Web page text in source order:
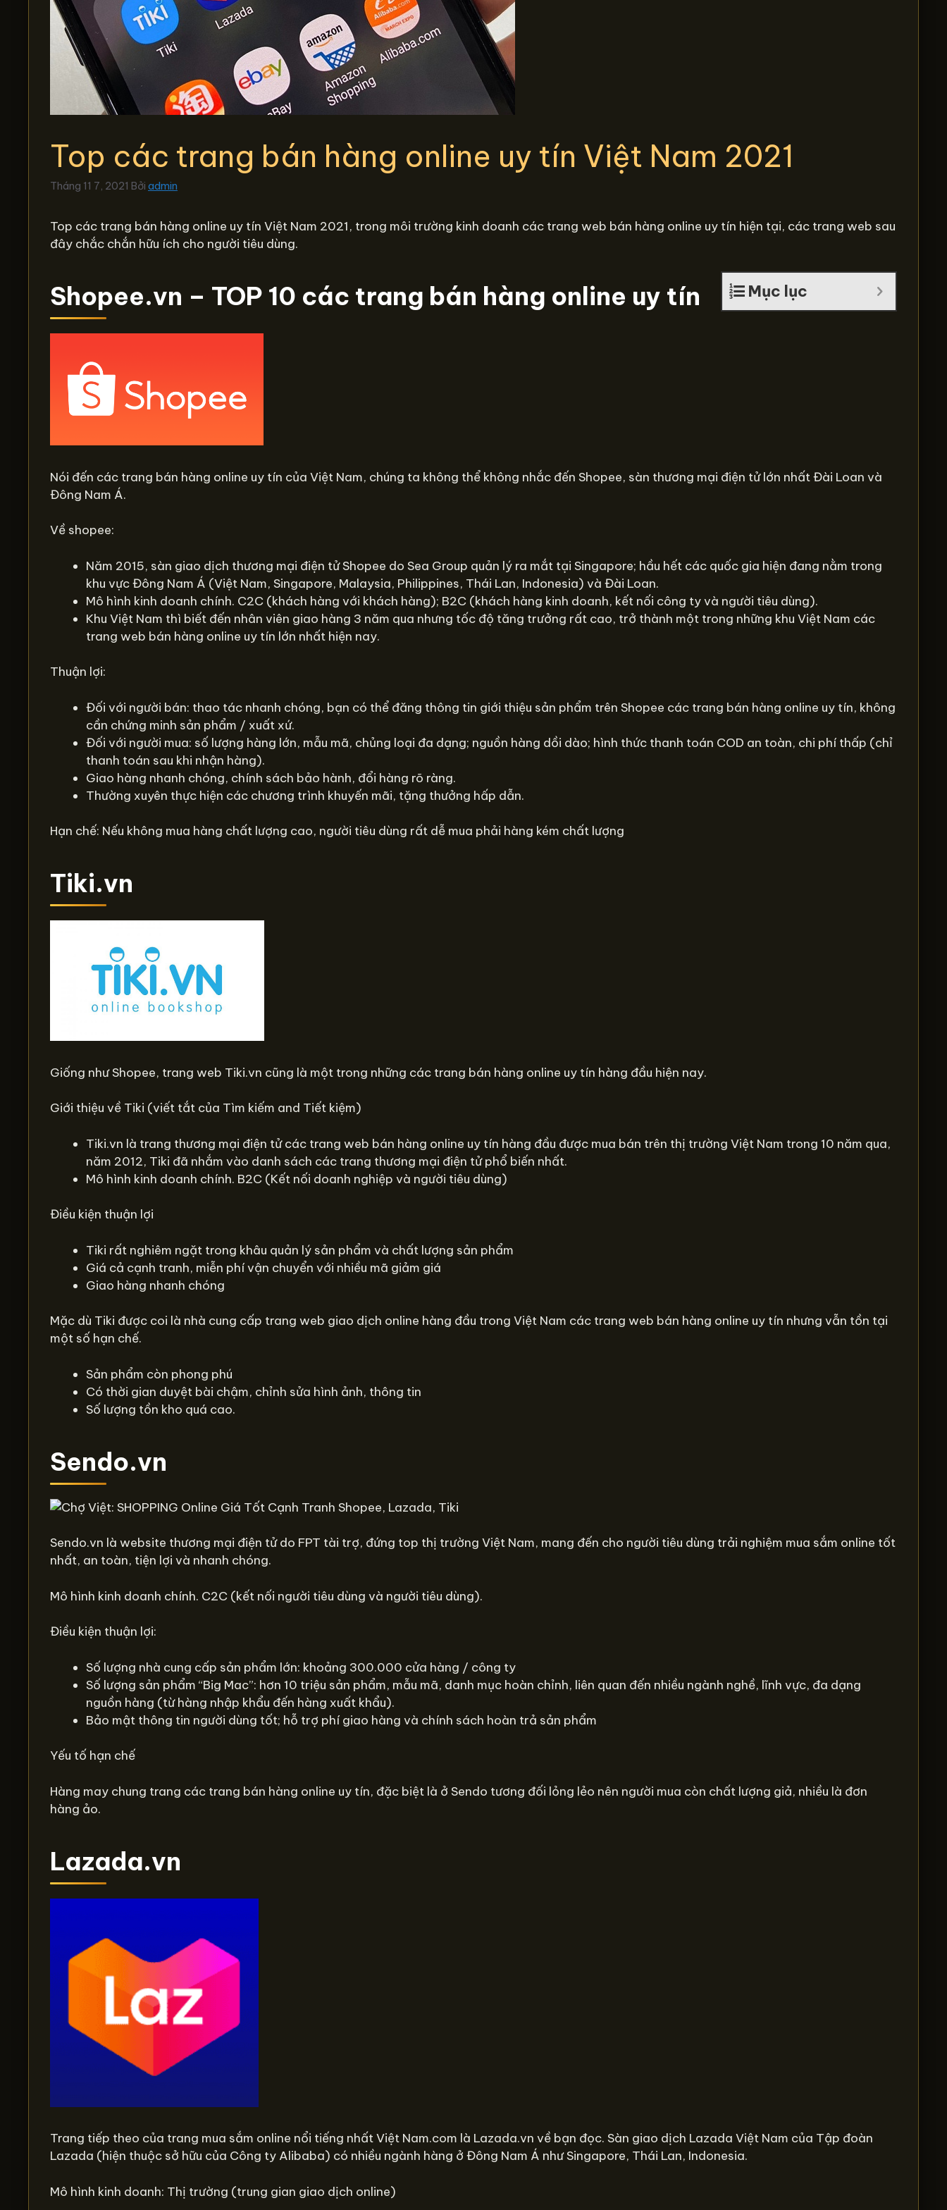
Top các trang bán hàng online uy tín Việt Nam 2021
Tháng 11 7, 2021 Bởi admin
Top các trang bán hàng online uy tín Việt Nam 2021, trong môi trường kinh doanh các trang web bán hàng online uy tín hiện tại, các trang web sau
đây chắc chắn hữu ích cho người tiêu dùng.
Mục lục
Shopee.vn – TOP 10 các trang bán hàng online uy tín
Nói đến các trang bán hàng online uy tín của Việt Nam, chúng ta không thể không nhắc đến Shopee, sàn thương mại điện tử lớn nhất Đài Loan và
Đông Nam Á.
Về shopee:
Năm 2015, sàn giao dịch thương mại điện tử Shopee do Sea Group quản lý ra mắt tại Singapore; hầu hết các quốc gia hiện đang nằm trong
khu vực Đông Nam Á (Việt Nam, Singapore, Malaysia, Philippines, Thái Lan, Indonesia) và Đài Loan.
Mô hình kinh doanh chính. C2C (khách hàng với khách hàng); B2C (khách hàng kinh doanh, kết nối công ty và người tiêu dùng).
Khu Việt Nam thì biết đến nhân viên giao hàng 3 năm qua nhưng tốc độ tăng trưởng rất cao, trở thành một trong những khu Việt Nam các
trang web bán hàng online uy tín lớn nhất hiện nay.
Thuận lợi:
Đối với người bán: thao tác nhanh chóng, bạn có thể đăng thông tin giới thiệu sản phẩm trên Shopee các trang bán hàng online uy tín, không
cần chứng minh sản phẩm / xuất xứ.
Đối với người mua: số lượng hàng lớn, mẫu mã, chủng loại đa dạng; nguồn hàng dồi dào; hình thức thanh toán COD an toàn, chi phí thấp (chỉ
thanh toán sau khi nhận hàng).
Giao hàng nhanh chóng, chính sách bảo hành, đổi hàng rõ ràng.
Thường xuyên thực hiện các chương trình khuyến mãi, tặng thưởng hấp dẫn.
Hạn chế: Nếu không mua hàng chất lượng cao, người tiêu dùng rất dễ mua phải hàng kém chất lượng
Tiki.vn
Giống như Shopee, trang web Tiki.vn cũng là một trong những các trang bán hàng online uy tín hàng đầu hiện nay.
Giới thiệu về Tiki (viết tắt của Tìm kiếm and Tiết kiệm)
Tiki.vn là trang thương mại điện tử các trang web bán hàng online uy tín hàng đầu được mua bán trên thị trường Việt Nam trong 10 năm qua,
năm 2012, Tiki đã nhắm vào danh sách các trang thương mại điện tử phổ biến nhất.
Mô hình kinh doanh chính. B2C (Kết nối doanh nghiệp và người tiêu dùng)
Điều kiện thuận lợi
Tiki rất nghiêm ngặt trong khâu quản lý sản phẩm và chất lượng sản phẩm
Giá cả cạnh tranh, miễn phí vận chuyển với nhiều mã giảm giá
Giao hàng nhanh chóng
Mặc dù Tiki được coi là nhà cung cấp trang web giao dịch online hàng đầu trong Việt Nam các trang web bán hàng online uy tín nhưng vẫn tồn tại
một số hạn chế.
Sản phẩm còn phong phú
Có thời gian duyệt bài chậm, chỉnh sửa hình ảnh, thông tin
Số lượng tồn kho quá cao.
Sendo.vn
Sendo.vn là website thương mại điện tử do FPT tài trợ, đứng top thị trường Việt Nam, mang đến cho người tiêu dùng trải nghiệm mua sắm online tốt
nhất, an toàn, tiện lợi và nhanh chóng.
Mô hình kinh doanh chính. C2C (kết nối người tiêu dùng và người tiêu dùng).
Điều kiện thuận lợi:
Số lượng nhà cung cấp sản phẩm lớn: khoảng 300.000 cửa hàng / công ty
Số lượng sản phẩm “Big Mac”: hơn 10 triệu sản phẩm, mẫu mã, danh mục hoàn chỉnh, liên quan đến nhiều ngành nghề, lĩnh vực, đa dạng
nguồn hàng (từ hàng nhập khẩu đến hàng xuất khẩu).
Bảo mật thông tin người dùng tốt; hỗ trợ phí giao hàng và chính sách hoàn trả sản phẩm
Yếu tố hạn chế
Hàng may chung trang các trang bán hàng online uy tín, đặc biệt là ở Sendo tương đối lỏng lẻo nên người mua còn chất lượng giả, nhiều là đơn
hàng ảo.
Lazada.vn
Trang tiếp theo của trang mua sắm online nổi tiếng nhất Việt Nam.com là Lazada.vn về bạn đọc. Sàn giao dịch Lazada Việt Nam của Tập đoàn
Lazada (hiện thuộc sở hữu của Công ty Alibaba) có nhiều ngành hàng ở Đông Nam Á như Singapore, Thái Lan, Indonesia.
Mô hình kinh doanh: Thị trường (trung gian giao dịch online)